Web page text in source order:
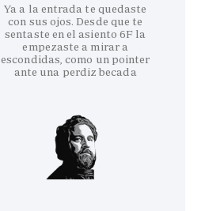
Ya a la entrada te quedaste
con sus ojos. Desde que te
sentaste en el asiento 6F la
empezaste a mirar a
escondidas, como un pointer
ante una perdiz becada